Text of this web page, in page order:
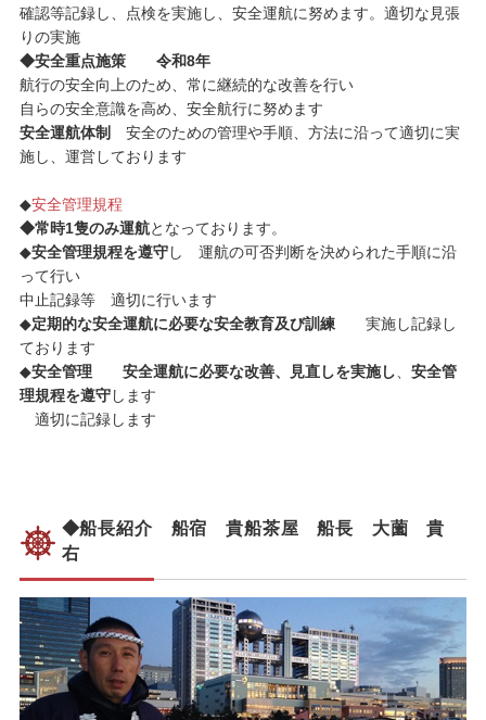
確認等記録し、点検を実施し、安全運航に努めます。適切な見張
りの実施
◆安全重点施策 令和8年
航行の安全向上のため、常に継続的な改善を行い
自らの安全意識を高め、安全航行に努めます
安全運航体制 安全のための管理や手順、方法に沿って適切に実
施し、運営しております
◆安全管理規程
◆常時1隻のみ運航となっております。
◆安全管理規程を遵守し 運航の可否判断を決められた手順に沿
って行い
中止記録等 適切に行います
◆定期的な安全運航に必要な安全教育及び訓練
実施し記録し
ております
◆安全管理 安全運航に必要な改善、見直しを実施し
安全管
理規程を遵守します
適切に記録します
◆船長紹介 船宿 貴船茶屋 船長 大薗 貴
右